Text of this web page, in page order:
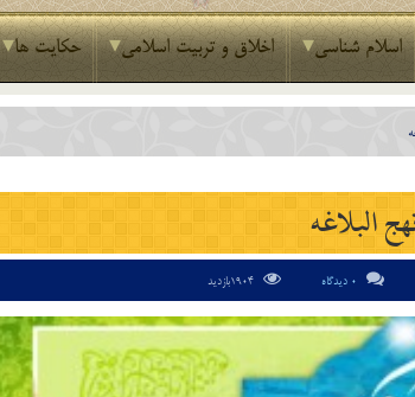
اسلام شناسی اخلاق و تربیت اسلامی حکایت ها
البلاغه
0 دیدگاه